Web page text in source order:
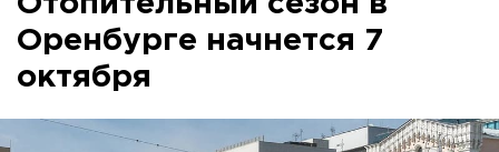
Оренбурге начнется 7
октября